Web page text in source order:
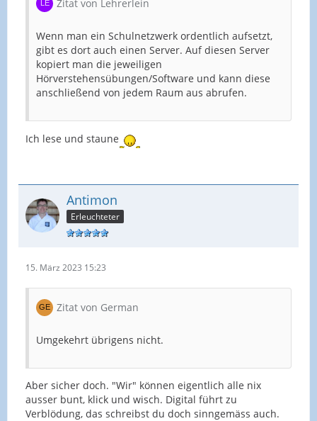
Zitat von Lehrerlein
Wenn man ein Schulnetzwerk ordentlich aufsetzt,
gibt es dort auch einen Server. Auf diesen Server
kopiert man die jeweiligen
Hörverstehensübungen/Software und kann diese
anschließend von jedem Raum aus abrufen.
Ich lese und staune
Antimon
Erleuchteter
15. März 2023 15:23
Zitat von German
Umgekehrt übrigens nicht.
Aber sicher doch. "Wir" können eigentlich alle nix
ausser bunt, klick und wisch. Digital führt zu
Verblödung, das schreibst du doch sinngemäss auch.